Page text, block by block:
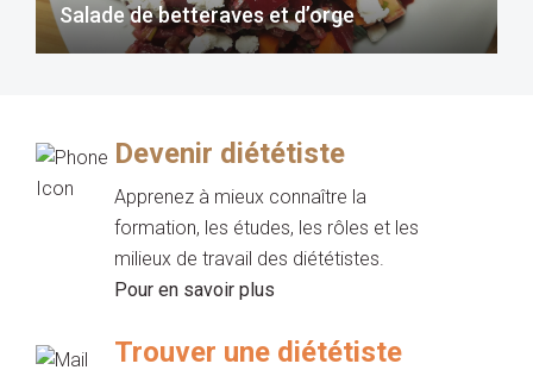
Salade de betteraves et d’orge
Devenir diététiste
Apprenez à mieux connaître la
formation, les études, les rôles et les
milieux de travail des diététistes.
Pour en savoir plus
Trouver une diététiste